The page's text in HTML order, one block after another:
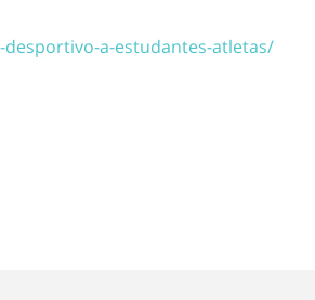
a-estudantes-atletas/